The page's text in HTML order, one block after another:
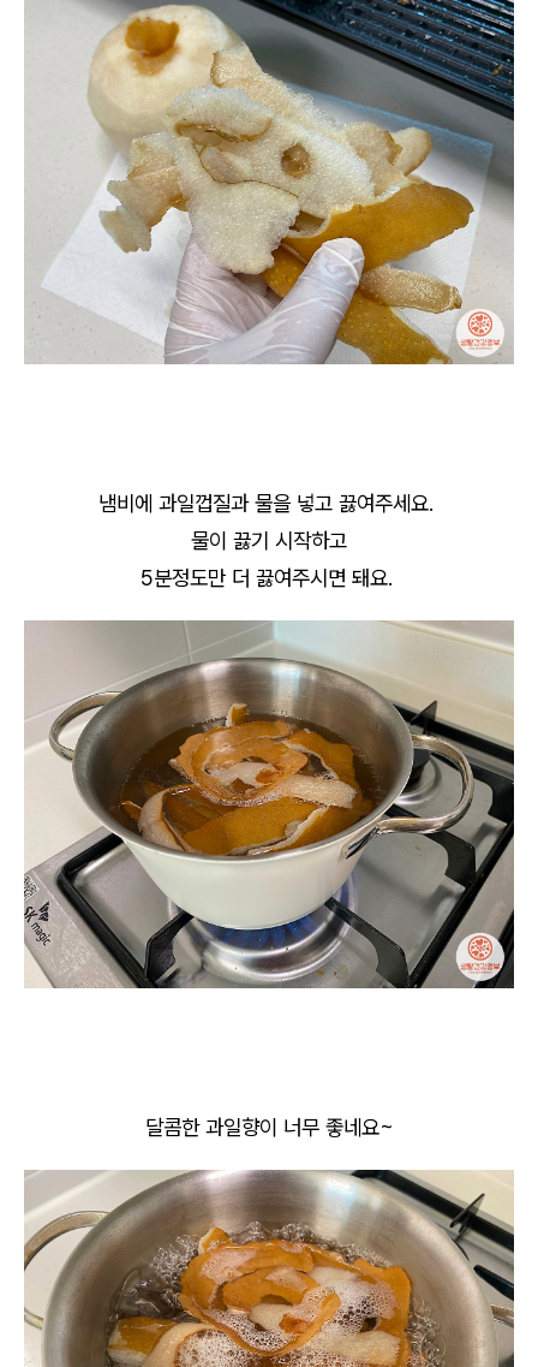
냄비에 과일껍질과 물을 넣고 끓여주세요.
물이 끓기 시작하고
5분정도만 더 끓여주시면 돼요.
달콤한 과일향이 너무 좋네요~